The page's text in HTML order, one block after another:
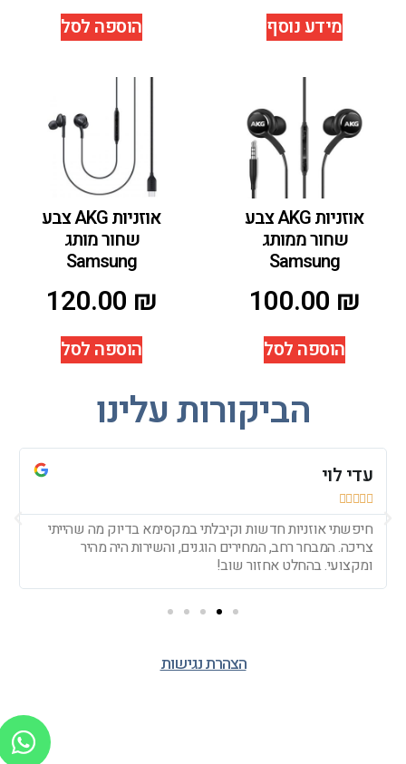
מידע נוסף הוספה לסל
אוזניות AKG צבע
שחור ממותג
Samsung
100.00₪
הוספה לסל
אוזניות AKG צבע
שחור מותג
Samsung
120.00₪
הוספה לסל
הביקורות עלינו
עדי לוי





חיפשתי אוזניות חדשות וקיבלתי במקסימא בדיוק מה שהייתי
צריכה. המבחר רחב, המחירים הוגנים, והשירות היה מהיר
ומקצועי. בהחלט אחזור שוב!
הצהרת נגישות